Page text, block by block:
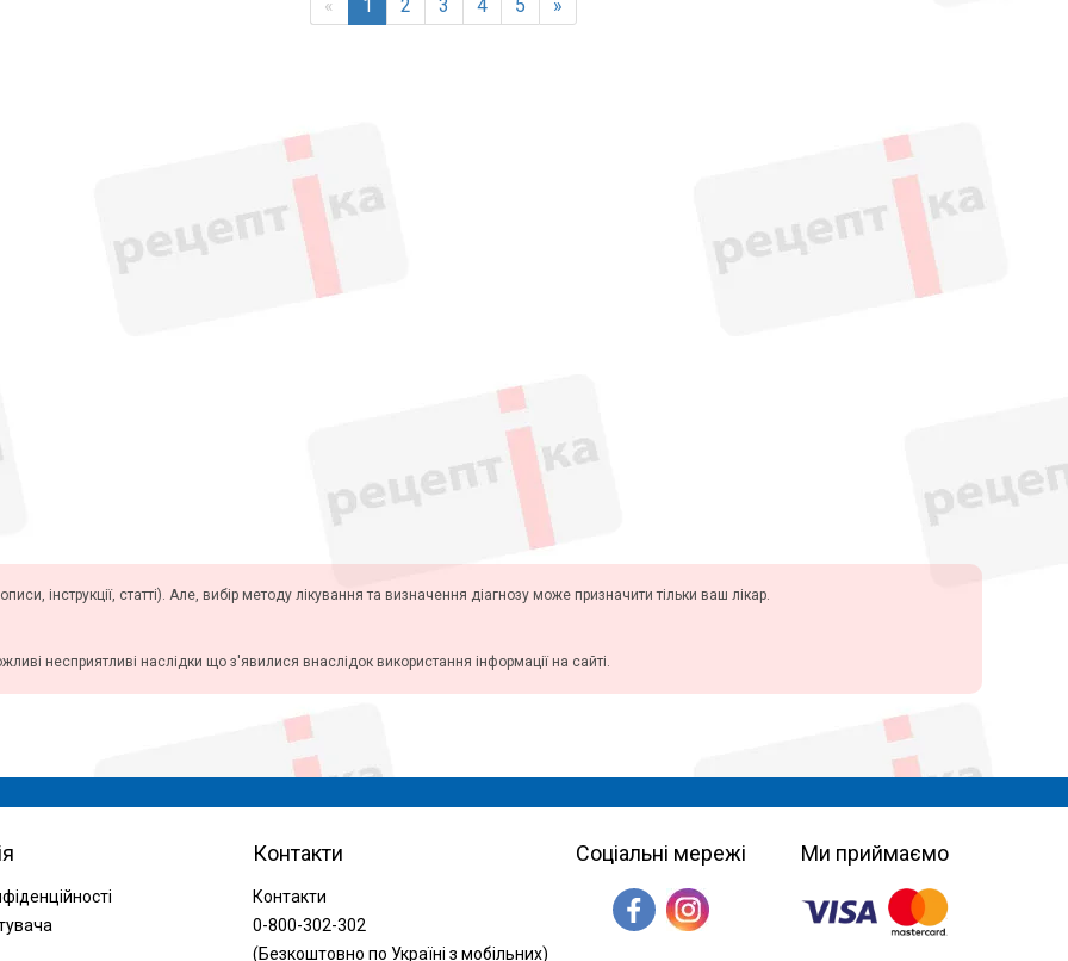
« 1 2 3 4 5 »
інструкції, статті). Але, вибір методу лікування та визначення діагнозу може призначити тільки ваш лікар.
несприятливі наслідки що з'явилися внаслідок використання інформації на сайті.
Контакти
Контакти
0-800-302-302
(Безкоштовно по Україні з мобільних)
Соціальні мережі Ми приймаємо